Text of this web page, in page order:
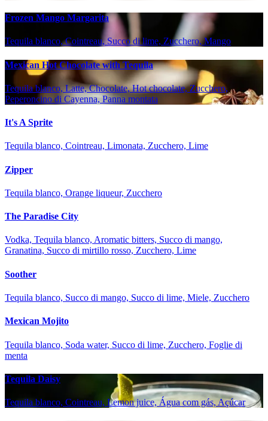
Frozen Mango Margarita
Tequila blanco, Cointreau, Succo di lime, Zucchero, Mango
Mexican Hot Chocolate with Tequila
Tequila blanco, Latte, Chocolate, Hot chocolate, Zucchero,
Peperoncino di Cayenna, Panna montata
It's A Sprite
Tequila blanco, Cointreau, Limonata, Zucchero, Lime
Zipper
Tequila blanco, Orange liqueur, Zucchero
The Paradise City
Vodka, Tequila blanco, Aromatic bitters, Succo di mango,
Granatina, Succo di mirtillo rosso, Zucchero, Lime
Soother
Tequila blanco, Succo di mango, Succo di lime, Miele, Zucchero
Mexican Mojito
Tequila blanco, Soda water, Succo di lime, Zucchero, Foglie di
menta
Tequila Daisy
Tequila blanco, Cointreau, Lemon juice, Água com gás, Açúcar